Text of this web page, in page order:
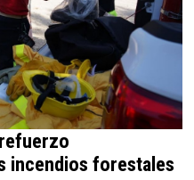
incendios forestales